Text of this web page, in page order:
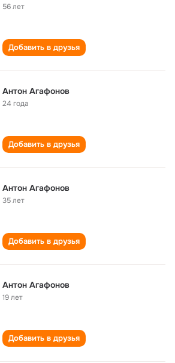
56 лет
Добавить в друзья
Антон Агафонов
24 года
Добавить в друзья
Антон Агафонов
35 лет
Добавить в друзья
Антон Агафонов
19 лет
Добавить в друзья